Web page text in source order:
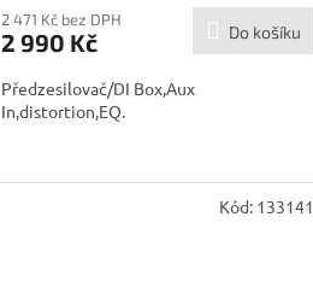
2 471 Kč bez DPH
2 990 Kč Do košíku
Předzesilovač/DI Box,Aux
In,distortion,EQ.
Kód: 133141